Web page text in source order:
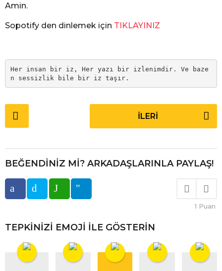
Amin.
Sopotify den dinlemek için TIKLAYINIZ
Her insan bir iz, Her yazı bir izlenimdir. Ve baze
n sessizlik bile bir iz taşır.
o
P
a
g
i
a
İLERI
BEĞENDINIZ MI? ARKADAŞLARINLA ​​PAYLAŞ!
1 Puan
TEPKINIZI EMOJI ILE GÖSTERIN